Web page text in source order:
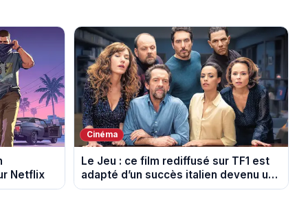
Netflix
Cinéma
Le Jeu : ce film rediffusé sur TF1 est
adapté d’un succès italien devenu un
phénomène mondial